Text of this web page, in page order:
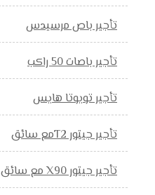
تأجير باص مرسيدس
تأجير باصات 50 راكب
تأجير تويوتا هايس
تأجير جيتور T2مع سائق
تأجير جيتور X90 مع سائق